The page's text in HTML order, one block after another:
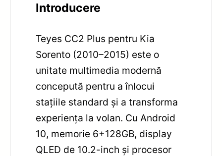
Introducere
Teyes CC2 Plus pentru Kia
Sorento (2010–2015) este o
unitate multimedia modernă
concepută pentru a înlocui
stațiile standard și a transforma
experiența la volan. Cu Android
10, memorie 6+128GB, display
QLED de 10.2-inch și procesor